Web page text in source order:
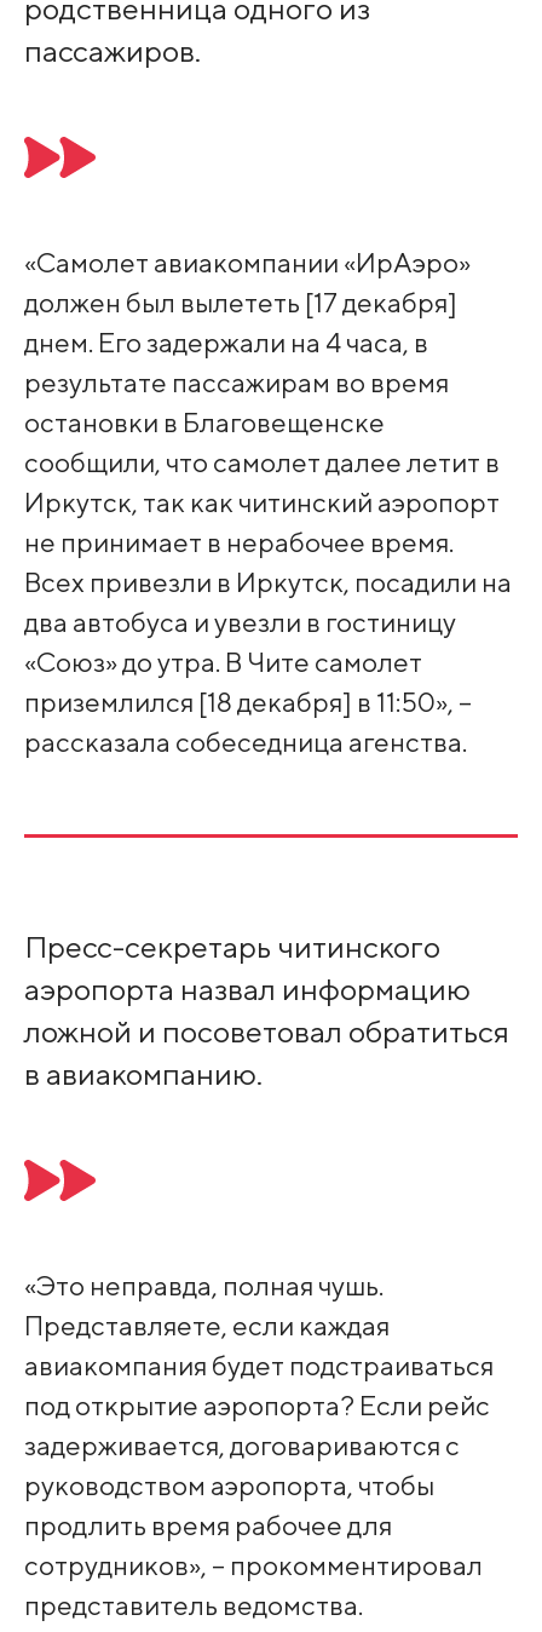
родственница одного из
пассажиров.
«Самолет авиакомпании «ИрАэро»
должен был вылететь [17 декабря]
днем. Его задержали на 4 часа, в
результате пассажирам во время
остановки в Благовещенске
сообщили, что самолет далее летит в
Иркутск, так как читинский аэропорт
не принимает в нерабочее время.
Всех привезли в Иркутск, посадили на
два автобуса и увезли в гостиницу
«Союз» до утра. В Чите самолет
приземлился [18 декабря] в 11:50», –
рассказала собеседница агенства.
Пресс-секретарь читинского
аэропорта назвал информацию
ложной и посоветовал обратиться
в авиакомпанию.
«Это неправда, полная чушь.
Представляете, если каждая
авиакомпания будет подстраиваться
под открытие аэропорта? Если рейс
задерживается, договариваются с
руководством аэропорта, чтобы
продлить время рабочее для
сотрудников», – прокомментировал
представитель ведомства.